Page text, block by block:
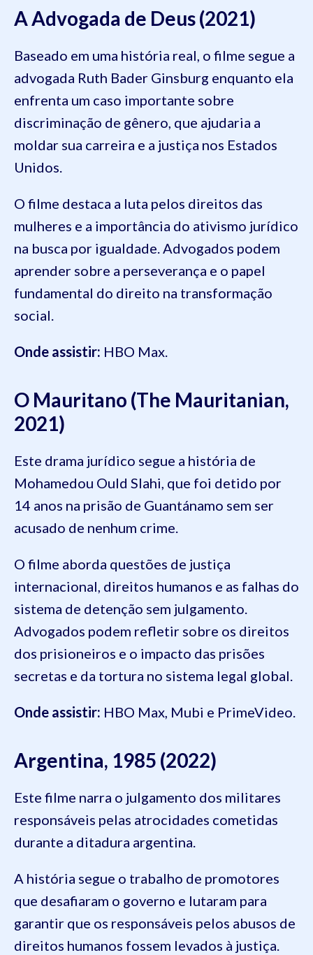
A Advogada de Deus (2021)
Baseado em uma história real, o filme segue a
advogada Ruth Bader Ginsburg enquanto ela
enfrenta um caso importante sobre
discriminação de gênero, que ajudaria a
moldar sua carreira e a justiça nos Estados
Unidos.
O filme destaca a luta pelos direitos das
mulheres e a importância do ativismo jurídico
na busca por igualdade. Advogados podem
aprender sobre a perseverança e o papel
fundamental do direito na transformação
social.
Onde assistir: HBO Max.
O Mauritano (The Mauritanian,
2021)
Este drama jurídico segue a história de
Mohamedou Ould Slahi, que foi detido por
14 anos na prisão de Guantánamo sem ser
acusado de nenhum crime.
O filme aborda questões de justiça
internacional, direitos humanos e as falhas do
sistema de detenção sem julgamento.
Advogados podem refletir sobre os direitos
dos prisioneiros e o impacto das prisões
secretas e da tortura no sistema legal global.
Onde assistir: HBO Max, Mubi e PrimeVideo.
Argentina, 1985 (2022)
Este filme narra o julgamento dos militares
responsáveis pelas atrocidades cometidas
durante a ditadura argentina.
A história segue o trabalho de promotores
que desafiaram o governo e lutaram para
garantir que os responsáveis pelos abusos de
direitos humanos fossem levados à justiça.